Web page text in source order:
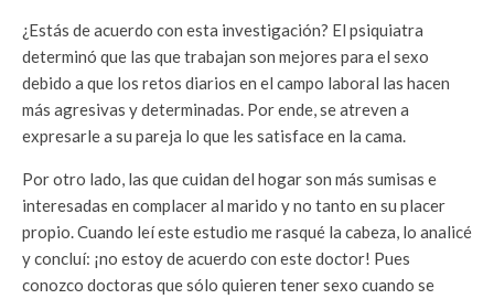
¿Estás de acuerdo con esta investigación? El psiquiatra
determinó que las que trabajan son mejores para el sexo
debido a que los retos diarios en el campo laboral las hacen
más agresivas y determinadas. Por ende, se atreven a
expresarle a su pareja lo que les satisface en la cama.
Por otro lado, las que cuidan del hogar son más sumisas e
interesadas en complacer al marido y no tanto en su placer
propio. Cuando leí este estudio me rasqué la cabeza, lo analicé
y concluí: ¡no estoy de acuerdo con este doctor! Pues
conozco doctoras que sólo quieren tener sexo cuando se